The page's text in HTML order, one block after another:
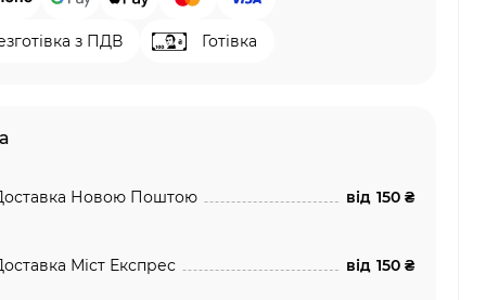
з ПДВ Готівка
Новою Поштою від 150 ₴
Міст Експрес від 150 ₴